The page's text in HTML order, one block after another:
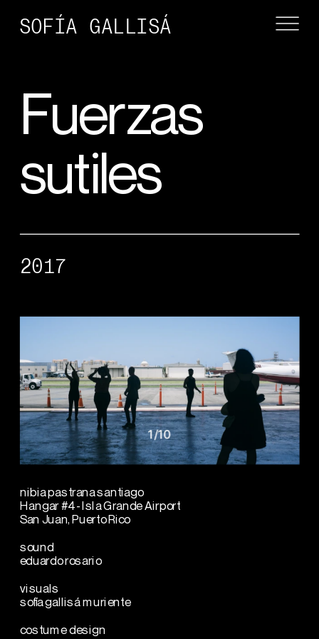
SOFÍA GALLISÁ
Fuerzas
sutiles
2017
1/10
nibia pastrana santiago
Hangar #4 - Isla Grande Airport
San Juan, Puerto Rico
sound
eduardo rosario
visuals
sofía gallisá muriente
costume design